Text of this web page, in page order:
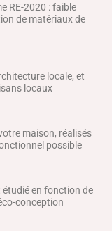
RE-2020 : faible
de matériaux de
locale, et
locaux
maison, réalisés
possible
en fonction de
conception